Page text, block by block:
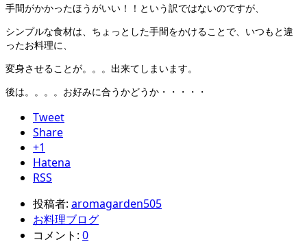
手間がかかったほうがいい！！という訳ではないのですが、
シンプルな食材は、ちょっとした手間をかけることで、いつもと違
ったお料理に、
変身させることが。。。出来てしまいます。
後は。。。。お好みに合うかどうか・・・・・
Tweet
Share
+1
Hatena
RSS
投稿者: aromagarden505
お料理ブログ
コメント: 0